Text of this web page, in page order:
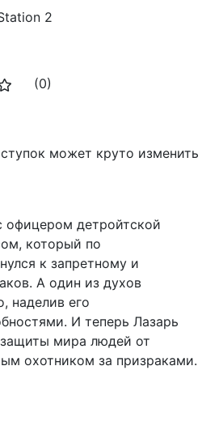
2
(0)
может круто изменить
офицером детройтской
который по
к запретному и
А один из духов
наделив его
И теперь Лазарь
мира людей от
охотником за призраками.